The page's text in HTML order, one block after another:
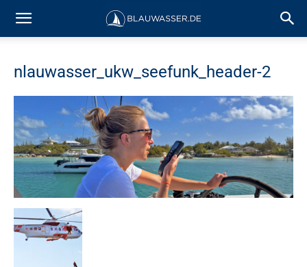
nlauwasser_ukw_seefunk_header-2